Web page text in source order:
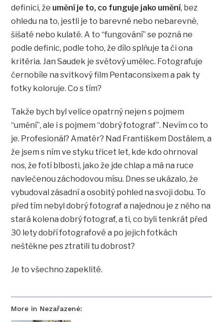
More in Nezařazené:
definici, že umění je to, co funguje jako umění, bez
ohledu na to, jestli je to barevné nebo nebarevné,
šišaté nebo kulaté. A to “fungování” se pozná ne
podle definic, podle toho, že dílo splňuje ta či ona
kritéria. Jan Saudek je světový umělec. Fotografuje
černobíle na svitkový film Pentaconsixem a pak ty
fotky koloruje. Co s tím?
Takže bych byl velice opatrný nejen s pojmem
“umění”, ale i s pojmem “dobrý fotograf”. Nevím co to
je. Profesionál? Amatér? Nad Františkem Dostálem, a
že jsem s ním ve styku třicet let, kde kdo ohrnoval
nos, že fotí blbosti, jako že jde chlap a má na ruce
navlečenou záchodovou mísu. Dnes se ukázalo, že
vybudoval zásadní a osobitý pohled na svoji dobu. To
před tím nebyl dobrý fotograf a najednou je z něho na
stará kolena dobrý fotograf, a ti, co byli tenkrát před
30 lety dobří fotografové a po jejich fotkách
neštěkne pes ztratili tu dobrost?
Je to všechno zapeklité.